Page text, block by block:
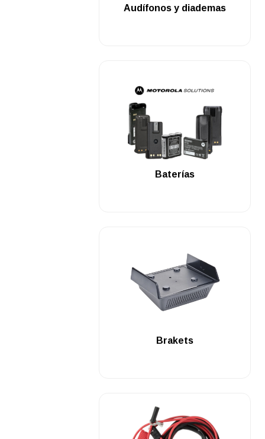
Audífonos y diademas
.
Baterías
Brakets